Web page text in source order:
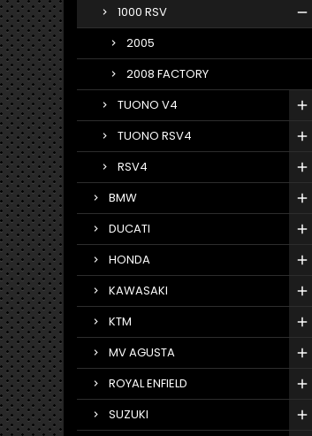
1000 RSV
2005
2008 FACTORY
TUONO V4
TUONO RSV4
RSV4
BMW
DUCATI
HONDA
KAWASAKI
KTM
MV AGUSTA
ROYAL ENFIELD
SUZUKI